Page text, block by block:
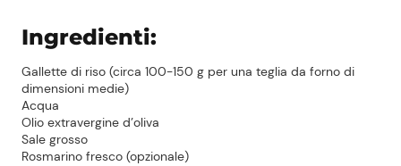
Ingredienti:
Gallette di riso (circa 100-150 g per una teglia da forno di
dimensioni medie)
Acqua
Olio extravergine d’oliva
Sale grosso
Rosmarino fresco (opzionale)